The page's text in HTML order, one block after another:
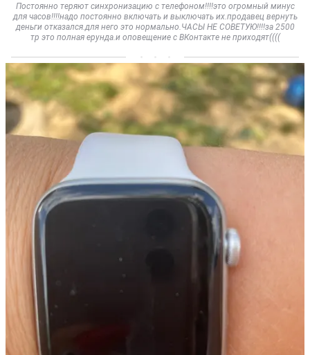
Постоянно теряют синхронизацию с телефоном!!!!это огромный минус
для часов!!!!надо постоянно включать и выключать их.продавец вернуть
деньги отказался.для него это нормально.ЧАСЫ НЕ СОВЕТУЮ!!!!за 2500
тр это полная ерунда.и оповещение с ВКонтакте не приходят((((